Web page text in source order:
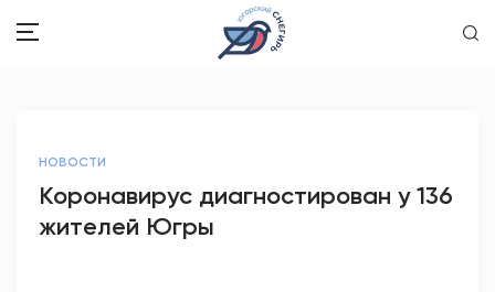
ОБРАЗОВАНИЕ
НОВОСТИ
Коронавирус диагностирован у 136
жителей Югры